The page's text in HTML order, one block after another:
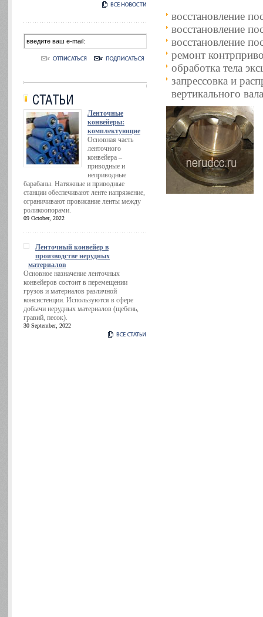
Ленточные
конвейеры:
комплектующие
Основная часть
ленточного
конвейера –
приводные и
неприводные
барабаны. Натяжные и приводные
станции обеспечивают ленте напряжение,
ограничивают провисание ленты между
роликоопорами.
09 October, 2022
Ленточный конвейер в
производстве нерудных
материалов
Основное назначение ленточных
конвейеров состоит в перемещении
грузов и материалов различной
консистенции. Используются в сфере
добычи нерудных материалов (щебень,
гравий, песок).
30 September, 2022
восстановление
восстановление
восстановление
ремонт
обработка тела
запрессовка и
вертикального